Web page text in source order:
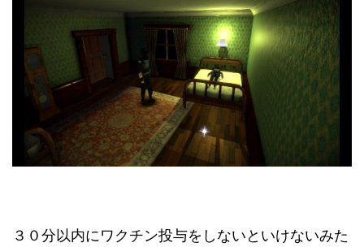
３０分以内にワクチン投与をしないといけないみた